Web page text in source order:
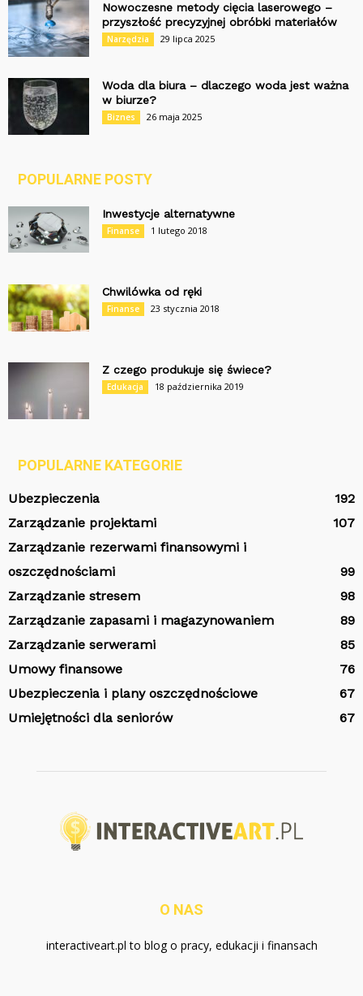
Nowoczesne metody cięcia laserowego –
przyszłość precyzyjnej obróbki materiałów
Narzędzia 29 lipca 2025
Woda dla biura – dlaczego woda jest ważna
w biurze?
Biznes 26 maja 2025
POPULARNE POSTY
Inwestycje alternatywne
Finanse 1 lutego 2018
Chwilówka od ręki
Finanse 23 stycznia 2018
Z czego produkuje się świece?
Edukacja 18 października 2019
POPULARNE KATEGORIE
Ubezpieczenia
192
Zarządzanie projektami
107
Zarządzanie rezerwami finansowymi i
oszczędnościami
99
Zarządzanie stresem
98
Zarządzanie zapasami i magazynowaniem
89
Zarządzanie serwerami
85
Umowy finansowe
76
Ubezpieczenia i plany oszczędnościowe
67
Umiejętności dla seniorów
67
O NAS
interactiveart.pl to blog o pracy, edukacji i finansach